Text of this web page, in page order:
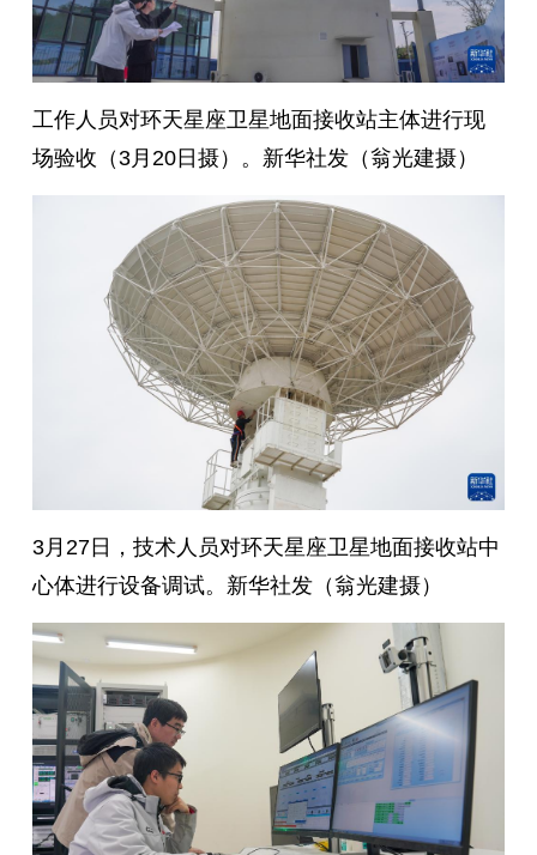
工作人员对环天星座卫星地面接收站主体进行现
场验收（3月20日摄）。新华社发（翁光建摄）
3月27日，技术人员对环天星座卫星地面接收站中
心体进行设备调试。新华社发（翁光建摄）